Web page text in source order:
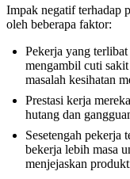
Impak negatif terhadap
oleh beberapa faktor:
Pekerja yang
mengambil cuti
masalah kesihatan
Prestasi kerja
hutang dan
Sesetengah pekerja
bekerja lebih masa
menjejaskan